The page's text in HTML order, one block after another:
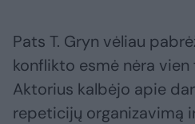
Pats T. Gryn vėliau
konflikto esmė nėra vien
Aktorius kalbėjo apie
repeticijų organizavimą